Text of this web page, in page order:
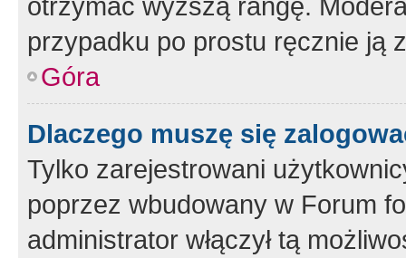
przypadku po prostu ręcznie ją
Góra
Dlaczego muszę się
Tylko zarejestrowani
poprzez wbudowany w Forum
administrator włączył tą